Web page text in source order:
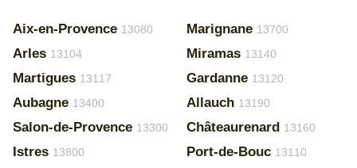
Aix-en-Provence 13080
Arles 13104
Martigues 13117
Aubagne 13400
Salon-de-Provence 13300
Istres 13800
Marignane 13700
Miramas 13140
Gardanne 13120
Allauch 13190
Châteaurenard 13160
Port-de-Bouc 13110